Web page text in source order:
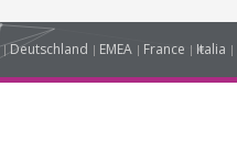
Deutschland EMEA France Italia